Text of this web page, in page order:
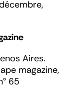
Aires.
magazine,
65